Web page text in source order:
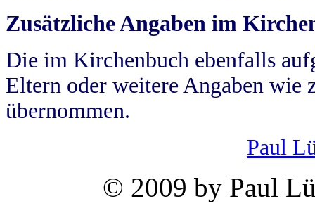
Zusätzliche Angaben im
Die im Kirchenbuch ebenfalls
Eltern oder weitere Angaben wie
übernommen.
Paul
© 2009 by Paul